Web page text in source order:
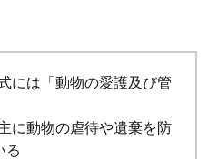
には「動物の愛護及び管
に動物の虐待や遺棄を防
る